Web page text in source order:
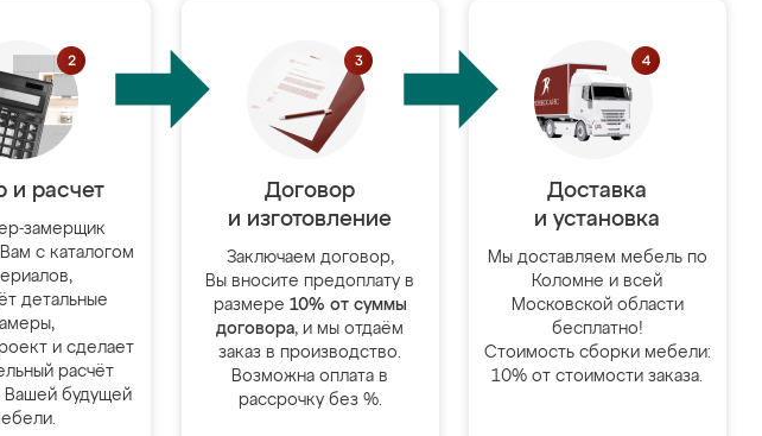
и расчет
замерщик
с каталогом
детальные
и сделает
расчёт
Вашей будущей
Договор
и изготовление
Заключаем договор,
Вы вносите предоплату в
размере 10% от суммы
договора, и мы отдаём
заказ в производство.
Возможна оплата в
рассрочку без %.
Доставка
и установка
Мы доставляем мебель по
Коломне и всей
Московской области
бесплатно!
Стоимость сборки мебели:
10% от стоимости заказа.